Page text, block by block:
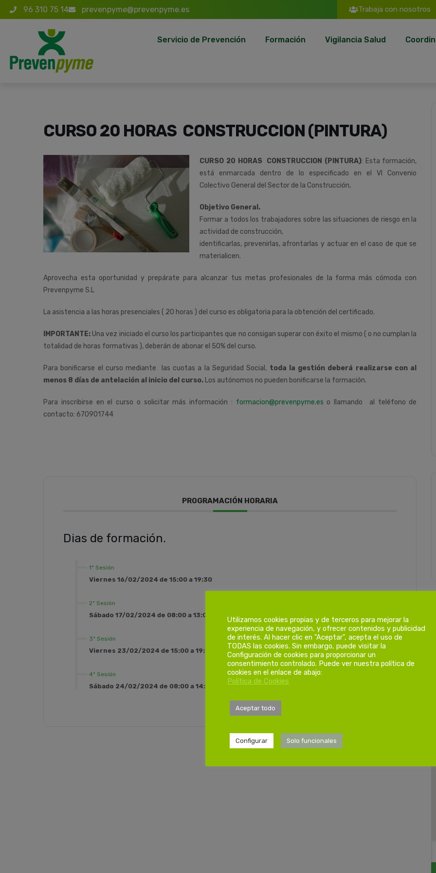
96 310 75 14 prevenpyme@prevenpyme.es Trabaja con nosotros
Servicio de Prevención Formación Vigilancia Salud
CURSO 20 HORAS CONSTRUCCION (PINTURA)
CURSO 20 HORAS CONSTRUCCION (PINTURA): Esta formación,
está
enmarcada dentro de lo especificado en elVI
Convenio
Colectivo General del Sector de la Construcción,
Objetivo General.
Formar a todos los trabajadores sobre las situaciones de riesgo en la
actividad de construcción,
identificarlas, prevenirlas, afrontarlas y actuar en el caso de que se
materialicen.
Aprovecha esta oportunidad y prepárate para alcanzar tus metas profesionales de la forma más cómoda con
Prevenpyme S.L
La asistencia a las horas presenciales ( 20 horas ) del curso es obligatoria para la obtención del certificado.
IMPORTANTE: Una vez iniciado el curso los participantes que no consigan superar con éxito el mismo ( o no cumplan la
totalidad de horas formativas ), deberán de abonar el 50% del curso.
Para bonificarse el curso mediante las cuotas a la Seguridad Social, toda la gestión deberá realizarse con al
menos 8 días de antelación al inicio del curso. Los autónomos no pueden bonificarse la formación.
Para inscribirse en el curso o solicitar más información : formacion@prevenpyme.es o llamando al teléfono de
contacto: 670901744
PROGRAMACIÓN HORARIA
Dias de formación.
1ª Sesión
Viernes 16/02/2024 de 15:00 a 19:30
2ª Sesión
Sábado 17/02/2024 de 08:00 a 13:00
3ª Sesión
Viernes 23/02/2024 de 15:00 a 19:30
4ª Sesión
Sábado 24/02/2024 de 08:00 a 14:00
Utilizamos cookies propias y de terceros para mejorar la
experiencia de navegación, y ofrecer contenidos y publicidad
de interés. Al hacer clic en "Aceptar", acepta el uso de
TODAS las cookies. Sin embargo, puede visitar la
Configuración de cookies para proporcionar un
consentimiento controlado. Puede ver nuestra política de
cookies en el enlace de abajo:
Política de Cookies
Aceptar todo
Configurar Solo funcionales